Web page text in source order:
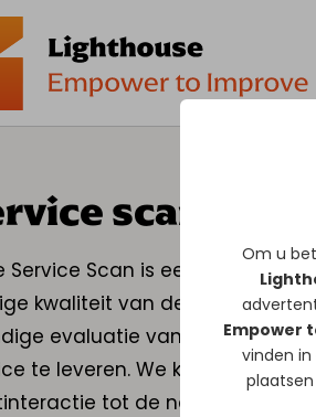
Om u
Empower
vinden in
scan
Service Scan is een
kwaliteit van de service die
evaluatie van de
te leveren. We kijken naar
tot de nazorg. We